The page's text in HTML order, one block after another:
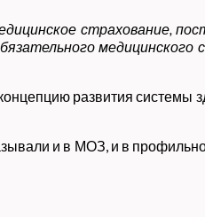
страхование,
медицинского
развития системы
и в МОЗ, и в